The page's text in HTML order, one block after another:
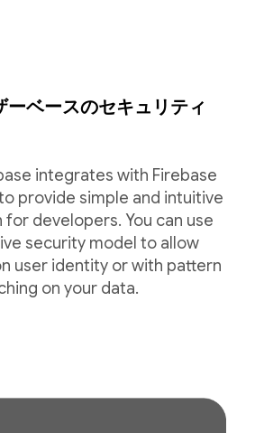
ーベースのセキュリティ
integrates with Firebase
provide simple and intuitive
developers. You can use
security model to allow
user identity or with pattern
on your data.